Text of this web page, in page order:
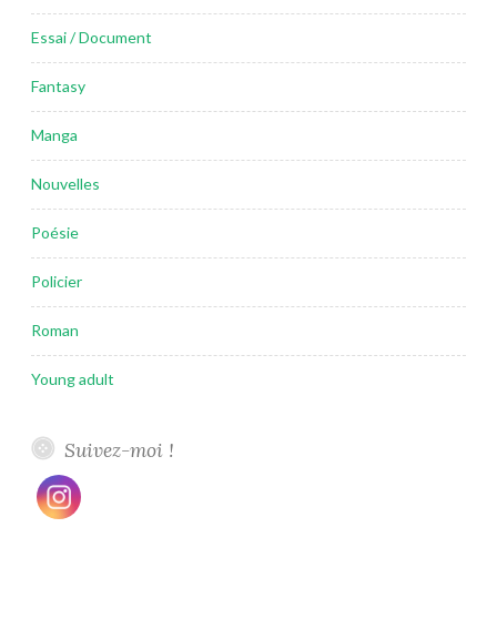
Essai / Document
Fantasy
Manga
Nouvelles
Poésie
Policier
Roman
Young adult
Suivez-moi !